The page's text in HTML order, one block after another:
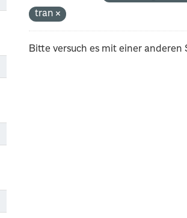
tran
Bitte versuch es mit einer anderen